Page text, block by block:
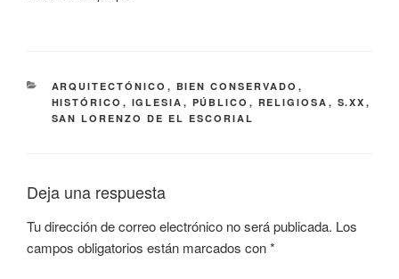
CATEGORÍAS
ARQUITECTÓNICO , BIEN CONSERVADO ,
HISTÓRICO , IGLESIA , PÚBLICO , RELIGIOSA , S.XX ,
SAN LORENZO DE EL ESCORIAL
Deja una respuesta
Tu dirección de correo electrónico no será publicada. Los
campos obligatorios están marcados con*